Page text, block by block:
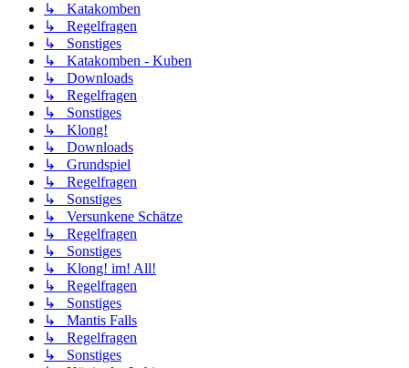
↳ Katakomben
↳ Regelfragen
↳ Sonstiges
↳ Katakomben - Kuben
↳ Downloads
↳ Regelfragen
↳ Sonstiges
↳ Klong!
↳ Downloads
↳ Grundspiel
↳ Regelfragen
↳ Sonstiges
↳ Versunkene Schätze
↳ Regelfragen
↳ Sonstiges
↳ Klong! im! All!
↳ Regelfragen
↳ Sonstiges
↳ Mantis Falls
↳ Regelfragen
↳ Sonstiges